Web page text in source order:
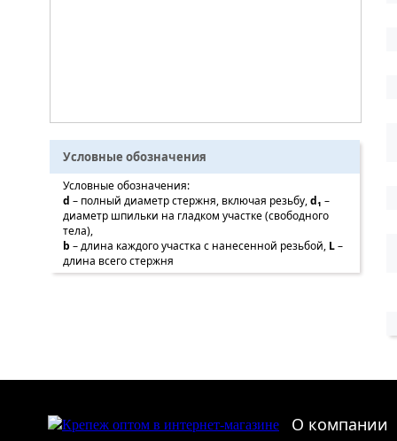
Условные обозначения
Условные обозначения:
d – полный диаметр стержня, включая резьбу,d₁ –
диаметр шпильки на гладком участке (свободного
тела),
b – длина каждого участка с нанесенной резьбой, L–
длина всего стержня
О компании